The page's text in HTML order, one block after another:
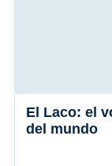
El Laco: el
del mundo